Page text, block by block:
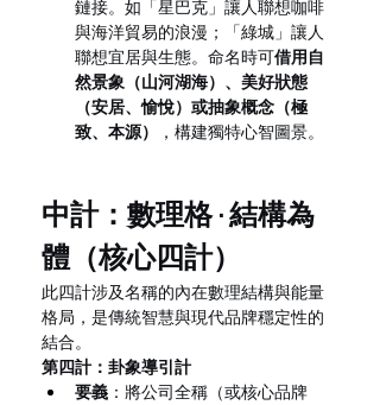
鏈接。如「星巴克」讓人聯想咖啡
與海洋貿易的浪漫；「綠城」讓人
聯想宜居與生態。命名時可借用自
然景象（山河湖海）、美好狀態
（安居、愉悅）或抽象概念（極
致、本源）
，構建獨特心智圖景。
中計：數理格 · 結構為
體（核心四計）
此四計涉及名稱的內在數理結構與能量
格局，是傳統智慧與現代品牌穩定性的
結合。
第四計：卦象導引計
要義 ：將公司全稱（或核心品牌